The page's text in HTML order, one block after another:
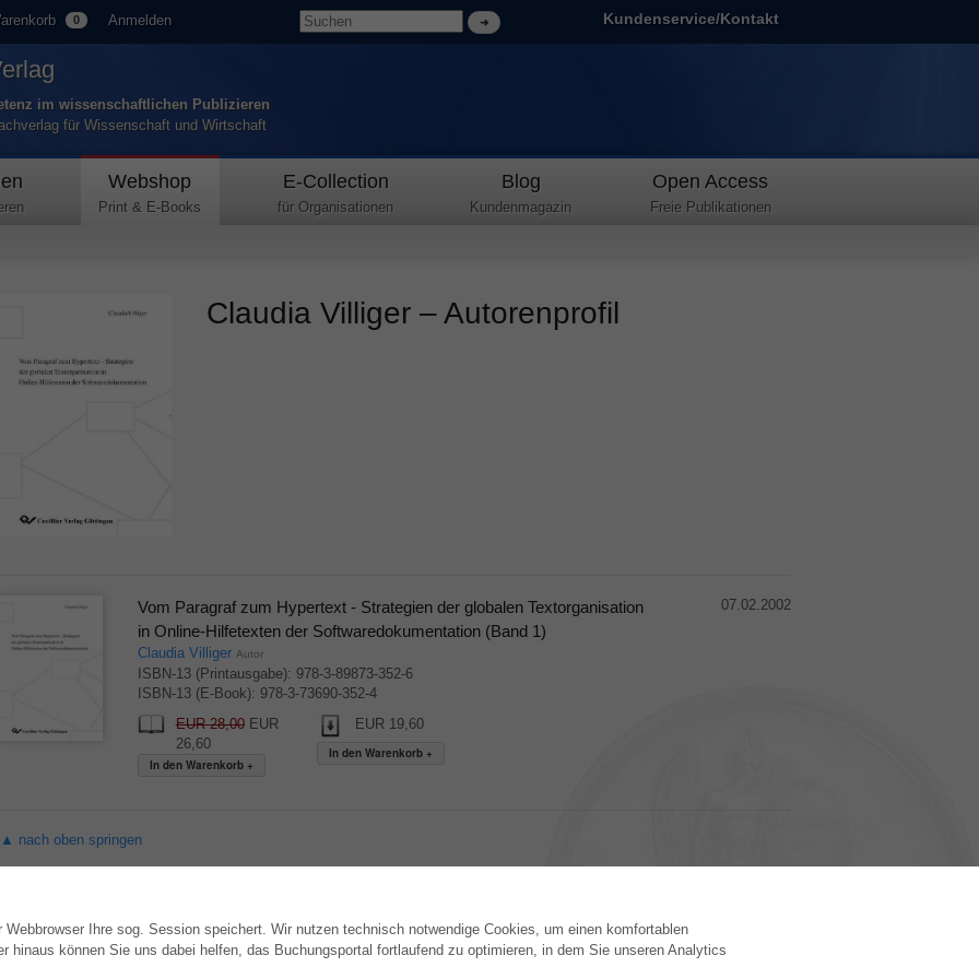
Ihre sog. Session speichert. Wir nutzen technisch notwendige Cookies, um einen komfortablen
hinaus können Sie uns dabei helfen, das Buchungsportal fortlaufend zu optimieren, in dem Sie unseren Analytics
0 Anmelden Kundenservice/Kontakt
im wissenschaftlichen Publizieren
für Wissenschaft und Wirtschaft
Webshop
Print & E-Books
E-Collection
für Organisationen
Blog
Kundenmagazin
Open Access
Freie Publikationen
Claudia Villiger – Autorenprofil
Vom Paragraf zum Hypertext - Strategien der globalen Textorganisation
in Online-Hilfetexten der Softwaredokumentation (Band 1)
Claudia Villiger Autor
ISBN-13 (Printausgabe): 978-3-89873-352-6
ISBN-13 (E-Book): 978-3-73690-352-4
EUR 28,00EUR
26,60
EUR 19,60
07.02.2002
▲ nach oben springen
WEBSHOP AUTOR WERDEN VERLAG